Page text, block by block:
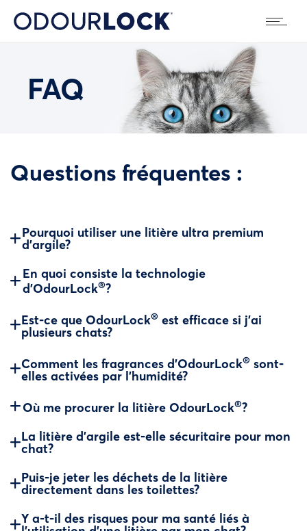
FAQ
Questions fréquentes :
Pourquoi utiliser une litière ultra premium
d’argile?
En quoi consiste la technologie
d’OdourLock®?
Est-ce que OdourLock® est efficace si j’ai
plusieurs chats?
Comment les fragrances d’OdourLock® sont-
elles activées par l’humidité?
Où me procurer la litière OdourLock®?
La litière d’argile est-elle sécuritaire pour mon
chat?
Puis-je jeter les déchets de la litière
directement dans les toilettes?
Y a-t-il des risques pour ma santé liés à